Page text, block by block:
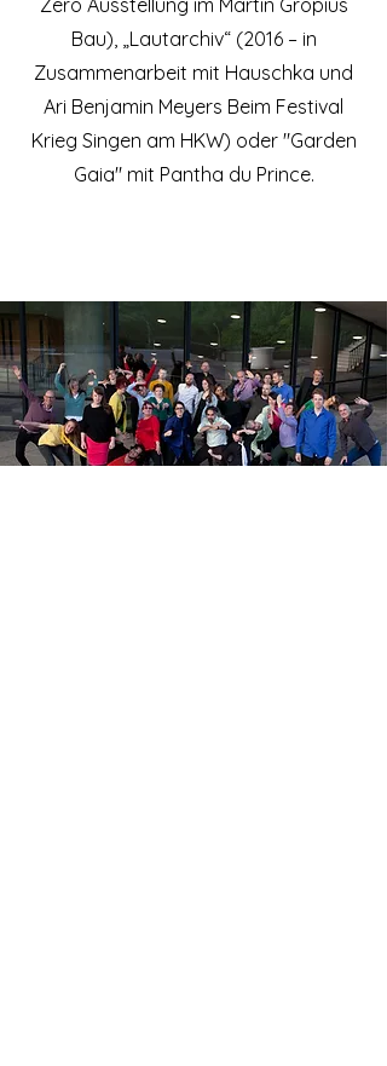
Zero Ausstellung im Martin Gropius
Bau), „Lautarchiv“ (2016 – in
Zusammenarbeit mit Hauschka und
Ari Benjamin Meyers Beim Festival
Krieg Singen am HKW) oder "Garden
Gaia" mit Pantha du Prince.